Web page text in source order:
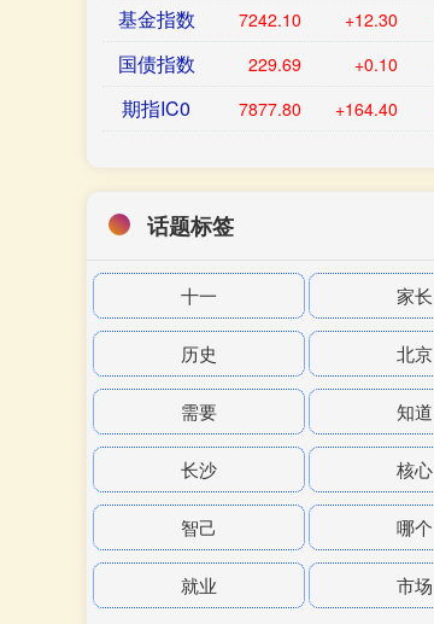
基金指数 7242.10 +12.30
国债指数 229.69 +0.10
期指IC0 7877.80 +164.40
话题标签
十一 家长
历史 北京
需要 知道
长沙 核心
智己 哪个
就业 市场